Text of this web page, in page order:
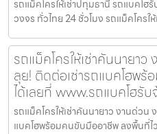
รถแม็คโครให้เช่าปทุมธานี รถแบคโฮ
วงจร ทั่วไทย 24 ชั่วโมง รถแม็คโครใ
รถแม็คโครให้เช่าคันนายาว
ลุย! ติดต่อเช่ารถแบคโฮพ
ได้เลยที่ www.รถแบคโฮรั
รถแม็คโครให้เช่าคันนายาว งานด่วน
แบคโฮพร้อมคนขับมืออาชีพ ลงพื้นที่ไ